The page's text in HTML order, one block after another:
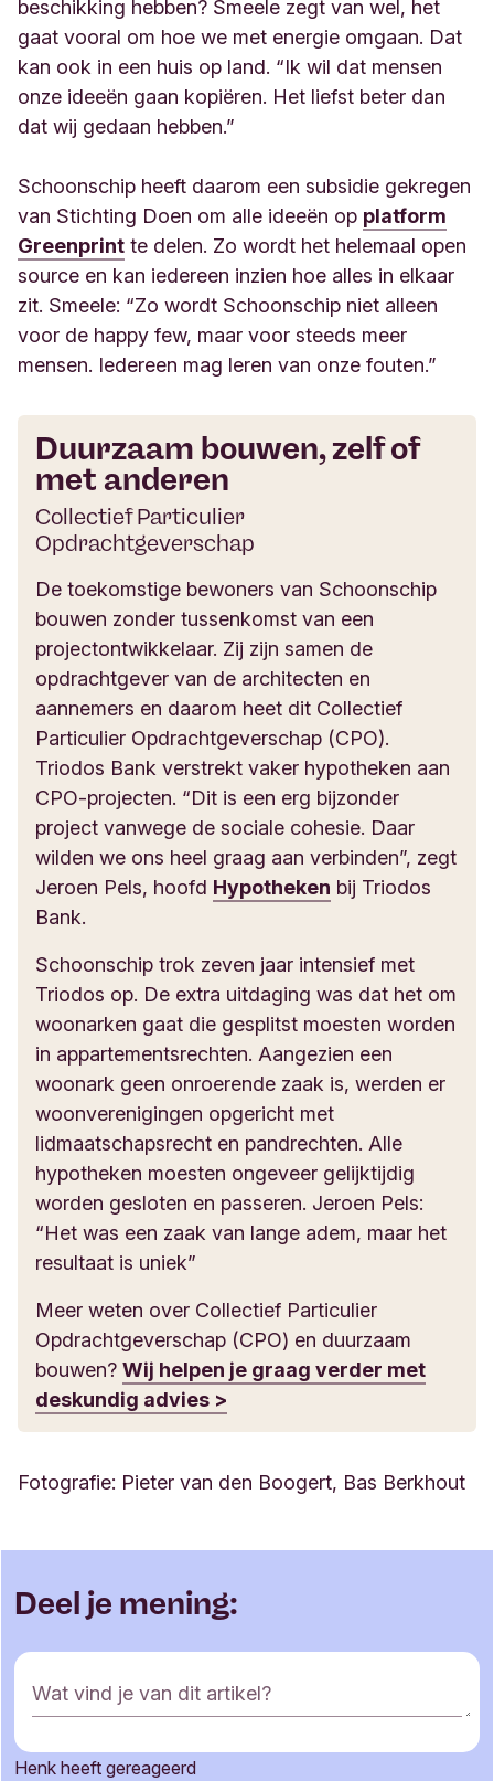
beschikking hebben? Smeele zegt van wel, het
gaat vooral om hoe we met energie omgaan. Dat
kan ook in een huis op land. “Ik wil dat mensen
onze ideeën gaan kopiëren. Het liefst beter dan
dat wij gedaan hebben.”
Schoonschip heeft daarom een subsidie gekregen
van Stichting Doen om alle ideeën op platform
Greenprint te delen. Zo wordt het helemaal open
source en kan iedereen inzien hoe alles in elkaar
zit. Smeele: “Zo wordt Schoonschip niet alleen
voor de happy few, maar voor steeds meer
mensen. Iedereen mag leren van onze fouten.”
Duurzaam bouwen, zelf of
met anderen
Collectief Particulier
Opdrachtgeverschap
De toekomstige bewoners van Schoonschip
bouwen zonder tussenkomst van een
projectontwikkelaar. Zij zijn samen de
opdrachtgever van de architecten en
aannemers en daarom heet dit Collectief
Particulier Opdrachtgeverschap (CPO).
Triodos Bank verstrekt vaker hypotheken aan
CPO-projecten. “Dit is een erg bijzonder
project vanwege de sociale cohesie. Daar
wilden we ons heel graag aan verbinden”, zegt
Jeroen Pels, hoofd Hypotheken bij Triodos
Bank.
Schoonschip trok zeven jaar intensief met
Triodos op. De extra uitdaging was dat het om
woonarken gaat die gesplitst moesten worden
in appartementsrechten. Aangezien een
woonark geen onroerende zaak is, werden er
woonverenigingen opgericht met
lidmaatschapsrecht en pandrechten. Alle
hypotheken moesten ongeveer gelijktijdig
worden gesloten en passeren. Jeroen Pels:
“Het was een zaak van lange adem, maar het
resultaat is uniek”
Meer weten over Collectief Particulier
Opdrachtgeverschap (CPO) en duurzaam
bouwen? Wij helpen je graag verder met
deskundig advies >
Fotografie: Pieter van den Boogert, Bas Berkhout
Deel je mening:
R
e
c
Wat vind je van dit artikel?
Henk heeft gereageerd